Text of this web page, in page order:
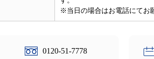
※当日の場合はお電話にてお
0120-51-7778